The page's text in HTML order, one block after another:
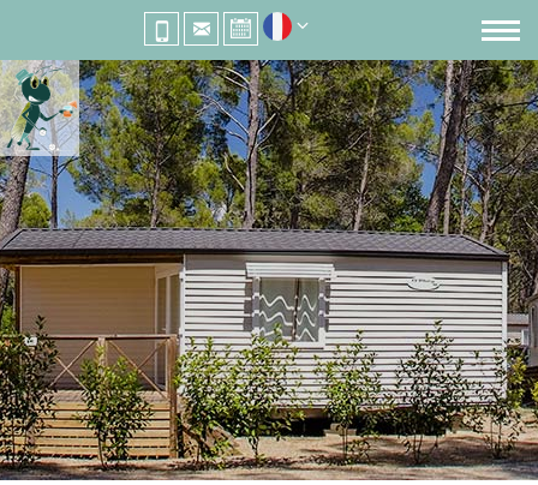
RELAIS DE LA BRESQUE entre Var et Verdon